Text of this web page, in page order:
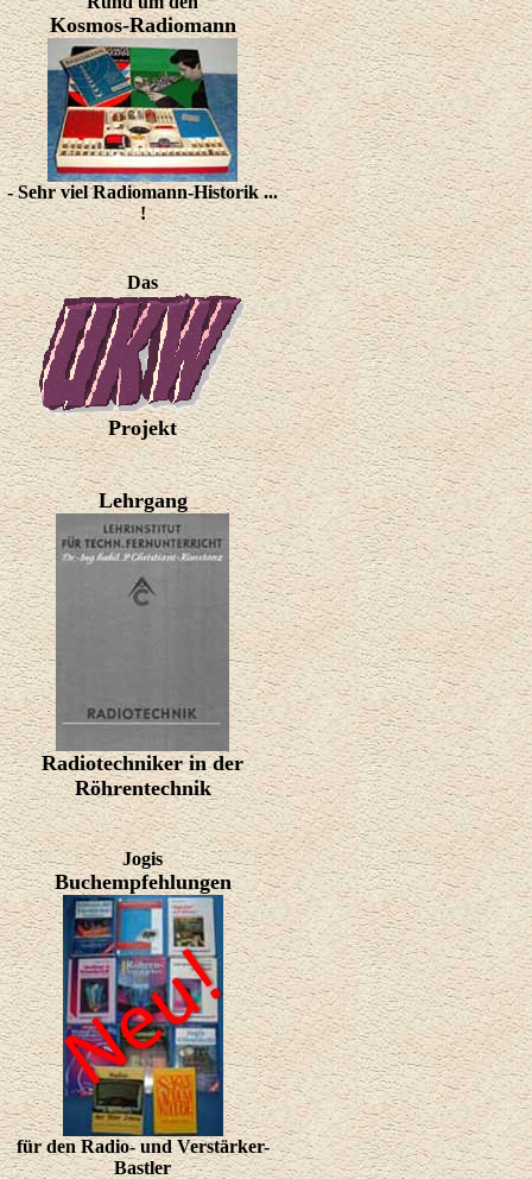
Kosmos-Radiomann
- Sehr viel Radiomann-Historik ...
!
Das
Projekt
Lehrgang
Radiotechniker in der
Röhrentechnik
Jogis
Buchempfehlungen
für den Radio- und Verstärker-
Bastler